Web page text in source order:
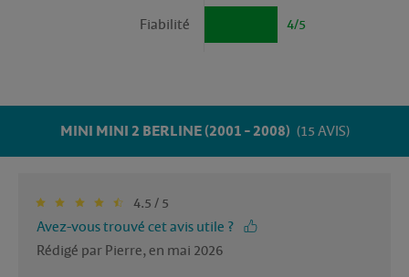
4/5
Fiabilité
MINI MINI 2 BERLINE (2001 - 2008) (15 AVIS)
4.5 / 5
Avez-vous trouvé cet avis utile ?
Rédigé par Pierre, en mai 2026